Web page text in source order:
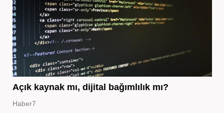
Açık kaynak mı, dijital bağımlılık mı?
Haber7